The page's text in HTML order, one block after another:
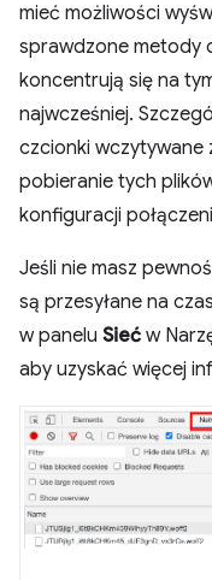
mieć możliwości
sprawdzone metody
koncentrują się na
najwcześniej.
czcionki wczytywane
pobieranie tych
konfiguracji
Jeśli nie masz
są przesyłane na
w panelu Sieć w
aby uzyskać więcej